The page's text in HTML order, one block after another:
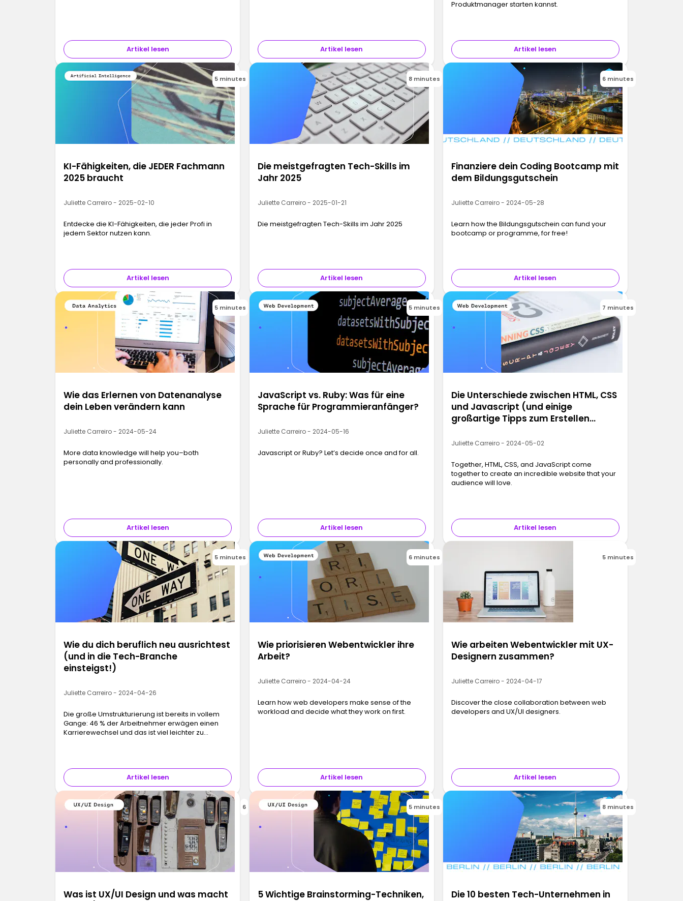
Artikel lesen Artikel lesen
Produktmanager starten kannst.
Artikel lesen
5 minutes
KI-Fähigkeiten, die JEDER Fachmann
2025 braucht
Juliette Carreiro - 2025-02-10
Entdecke die KI-Fähigkeiten, die jeder Profi in
jedem Sektor nutzen kann.
Artikel lesen
8 minutes
Die meistgefragten Tech-Skills im
Jahr 2025
Juliette Carreiro - 2025-01-21
Die meistgefragten Tech-Skills im Jahr 2025
Artikel lesen
6 minutes
Finanziere dein Coding Bootcamp mit
dem Bildungsgutschein
Juliette Carreiro - 2024-05-28
Learn how the Bildungsgutschein can fund your
bootcamp or programme, for free!
Artikel lesen
5 minutes
Wie das Erlernen von Datenanalyse
dein Leben verändern kann
Juliette Carreiro - 2024-05-24
More data knowledge will help you–both
personally and professionally.
Artikel lesen
5 minutes
JavaScript vs. Ruby: Was für eine
Sprache für Programmieranfänger?
Juliette Carreiro - 2024-05-16
Javascript or Ruby? Let’s decide once and for all.
Artikel lesen
7 minutes
Die Unterschiede zwischen HTML, CSS
und Javascript (und einige
großartige Tipps zum Erstellen
Juliette Carreiro - 2024-05-02
Together, HTML, CSS, and JavaScript come
together to create an incredible website that your
audience will love.
Artikel lesen
5 minutes
Wie du dich beruflich neu ausrichtest
(und in die Tech-Branche
einsteigst!)
Juliette Carreiro - 2024-04-26
Die große Umstrukturierung ist bereits in vollem
Gange: 46 % der Arbeitnehmer erwägen einen
Karrierewechsel und das ist viel leichter zu
Artikel lesen
6 minutes
Wie priorisieren Webentwickler ihre
Arbeit?
Juliette Carreiro - 2024-04-24
Learn how web developers make sense of the
workload and decide what they work on first.
Artikel lesen
5 minutes
Wie arbeiten Webentwickler mit UX-
Designern zusammen?
Juliette Carreiro - 2024-04-17
Discover the close collaboration between web
developers and UX/UI designers.
Artikel lesen
6
Was ist UX/UI Design und was macht
5 minutes
5 Wichtige Brainstorming-Techniken,
8 minutes
Die 10 besten Tech-Unternehmen in